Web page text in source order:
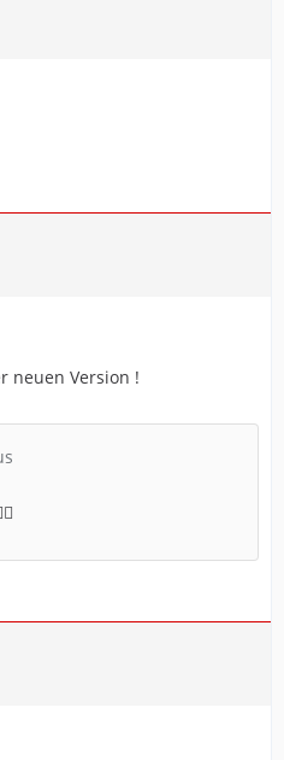
neuen Version !